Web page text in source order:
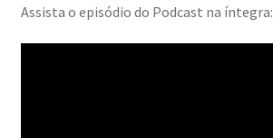
Assista o episódio do Podcast na íntegra: